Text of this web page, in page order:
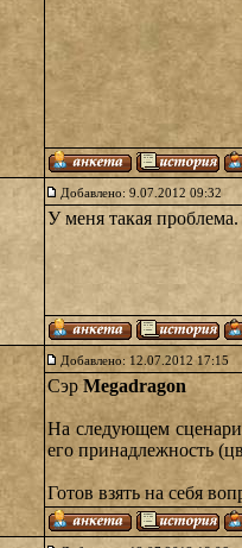
Добавлено: 9.07.2012 09:32
У меня такая
Добавлено: 12.07.2012 17:15
Сэр Megadragon
На следующем
его принадлежность
Готов взять на себя